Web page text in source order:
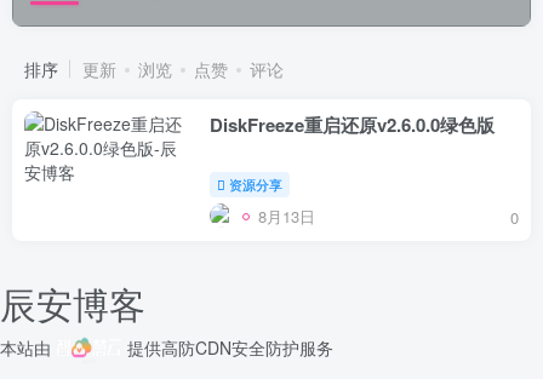
排序 更新 浏览 点赞 评论
DiskFreeze重启还原v2.6.0.0绿色版
资源分享
8月13日 0
辰安博客
本站由 提供高防CDN安全防护服务